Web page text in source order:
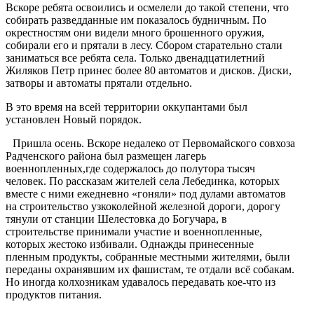
Вскоре ребята освоились и осмелели до такой степени, что
собирать разведданные им показалось будничным. По
окрестностям они видели много брошенного оружия,
собирали его и прятали в лесу. Сбором старательно стали
заниматься все ребята села. Только двенадцатилетний
Жиляков Петр принес более 80 автоматов и дисков. Диски,
затворы и автоматы прятали отдельно.
В это время на всей территории оккупантами был
установлен Новый порядок.
Пришла осень. Вскоре недалеко от Первомайского совхоза
Радченского района был размещен лагерь
военнопленных,где содержалось до полутора тысяч
человек. По рассказам жителей села Лебединка, которых
вместе с ними ежедневно «гоняли» под дулами автоматов
на строительство узкоколейной железной дороги, дорогу
тянули от станции Шелестовка до Богучара, в
строительстве принимали участие и военнопленные,
которых жестоко избивали. Однажды принесенные
пленным продукты, собранные местными жителями, были
переданы охранявшим их фашистам, те отдали всё собакам.
Но иногда колхозникам удавалось передавать кое-что из
продуктов питания.